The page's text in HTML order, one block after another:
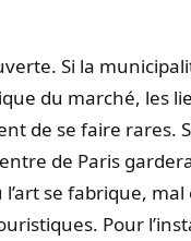
Si la
du marché, les
de se faire rares.
de Paris
se fabrique,
Pour